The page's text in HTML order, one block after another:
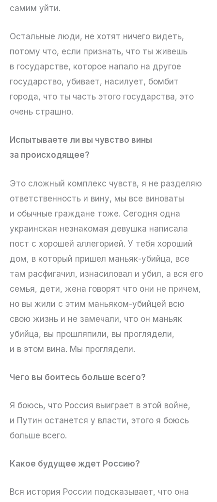
самим уйти.
Остальные люди, не хотят ничего видеть,
потому что, если признать, что ты живешь
в государстве, которое напало на другое
государство, убивает, насилует, бомбит
города, что ты часть этого государства, это
очень страшно.
Испытываете ли вы чувство вины
за происходящее?
Это сложный комплекс чувств, я не разделяю
ответственность и вину, мы все виноваты
и обычные граждане тоже. Сегодня одна
украинская незнакомая девушка написала
пост с хорошей аллегорией. У тебя хороший
дом, в который пришел маньяк-убийца, все
там расфигачил, изнасиловал и убил, а вся его
семья, дети, жена говорят что они не причем,
но вы жили с этим маньяком-убийцей всю
свою жизнь и не замечали, что он маньяк
убийца, вы прошляпили, вы проглядели,
и в этом вина. Мы проглядели.
Чего вы боитесь больше всего?
Я боюсь, что Россия выиграет в этой войне,
и Путин останется у власти, этого я боюсь
больше всего.
Какое будущее ждет Россию?
Вся история России подсказывает, что она